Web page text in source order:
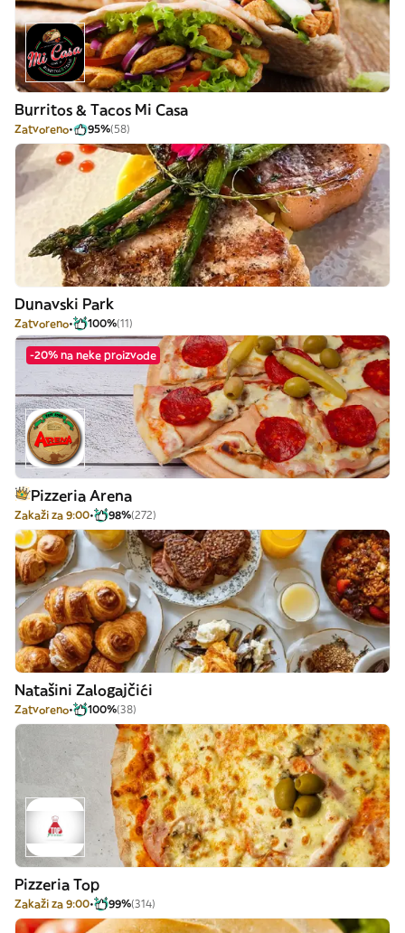
Burritos & Tacos Mi Casa
Zatvoreno 95%(58)
Dunavski Park
Zatvoreno 100%(11)
-20% na neke proizvode
Pizzeria Arena
Zakaži za 9:00 98%(272)
Natašini Zalogajčići
Zatvoreno 100%(38)
Pizzeria Top
Zakaži za 9:00 99%(314)